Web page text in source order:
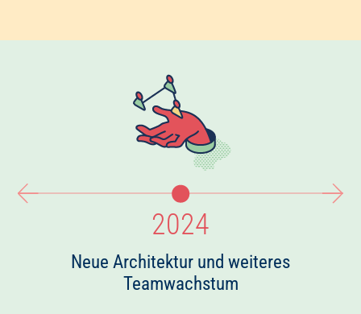
2024
Neue Architektur und weiteres
Teamwachstum